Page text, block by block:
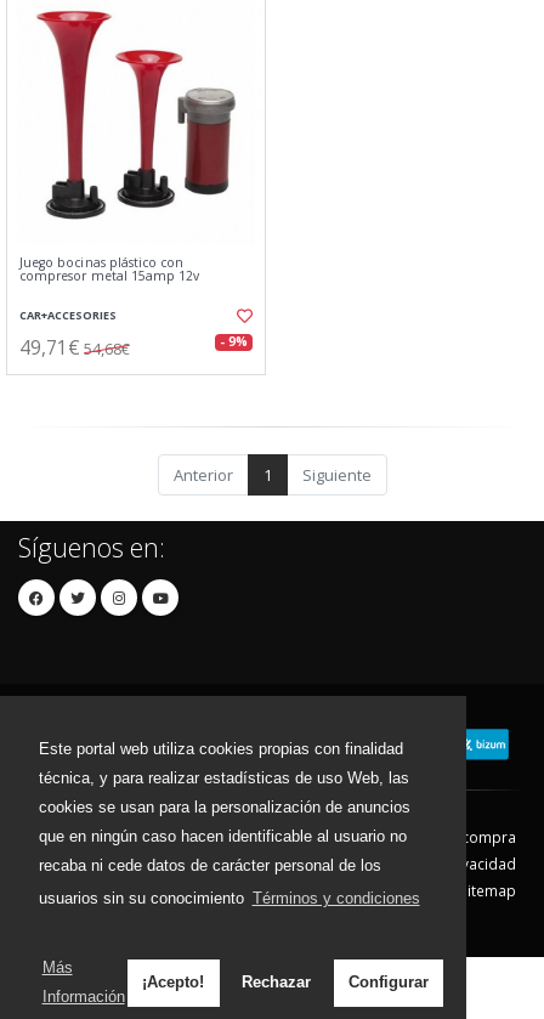
Este portal web utiliza cookies propias con finalidad
técnica, y para realizar estadísticas de uso Web, las
cookies se usan para la personalización de anuncios
que en ningún caso hacen identificable al usuario no
recaba ni cede datos de carácter personal de los
usuarios sin su conocimiento Términos y condiciones
Más
Información
¡Acepto! Rechazar Configurar
Juego bocinas plástico con
compresor metal 15amp 12v
CAR+ACCESORIES
49,71€ 54,68€ - 9%
Anterior 1 Siguiente
Síguenos en:
Contacto Aviso Legal
Condiciones de compra
Política de envíos
Política de devolución
Política de Privacidad
Política de Cookies
Sitemap